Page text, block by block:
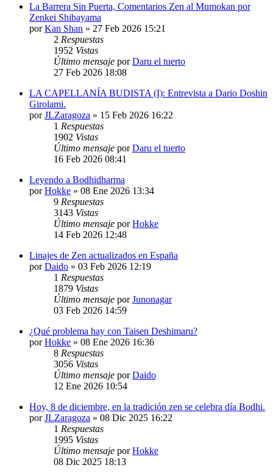
La Barrera Sin Puerta, Comentarios Zen al Mumokan por
Zenkei Shibayama
porKan Shan » 27 Feb 2026 15:21
2 Respuestas
1952 Vistas
Último mensaje porDaru el tuerto
27 Feb 2026 18:08
LA CAPELLANÍA BUDISTA (I): Entrevista a Dario Doshin
Girolami.
porJLZaragoza » 15 Feb 2026 16:22
1 Respuestas
1902 Vistas
Último mensaje porDaru el tuerto
16 Feb 2026 08:41
Leyendo a Bodhidharma
porHokke » 08 Ene 2026 13:34
9 Respuestas
3143 Vistas
Último mensaje porHokke
14 Feb 2026 12:48
Linajes de Zen actualizados en España
porDaido » 03 Feb 2026 12:19
1 Respuestas
1879 Vistas
Último mensaje porJunonagar
03 Feb 2026 14:59
¿Qué problema hay con Taisen Deshimaru?
porHokke » 08 Ene 2026 16:36
8 Respuestas
3056 Vistas
Último mensaje porDaido
12 Ene 2026 10:54
Hoy, 8 de diciembre, en la tradición zen se celebra día Bodhi.
porJLZaragoza » 08 Dic 2025 16:22
1 Respuestas
1995 Vistas
Último mensaje porHokke
08 Dic 2025 18:13